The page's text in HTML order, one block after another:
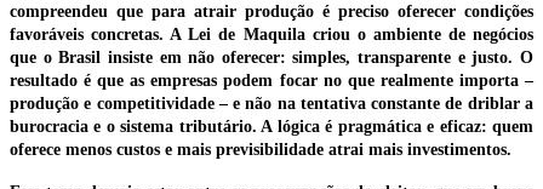
compreendeu que para atrair produção é preciso oferecer condições
favoráveis concretas. A Lei de Maquila criou o ambiente de negócios
que o Brasil insiste em não oferecer: simples, transparente e justo. O
resultado é que as empresas podem focar no que realmente importa –
produção e competitividade – e não na tentativa constante de driblar a
burocracia e o sistema tributário. A lógica é pragmática e eficaz: quem
oferece menos custos e mais previsibilidade atrai mais investimentos.